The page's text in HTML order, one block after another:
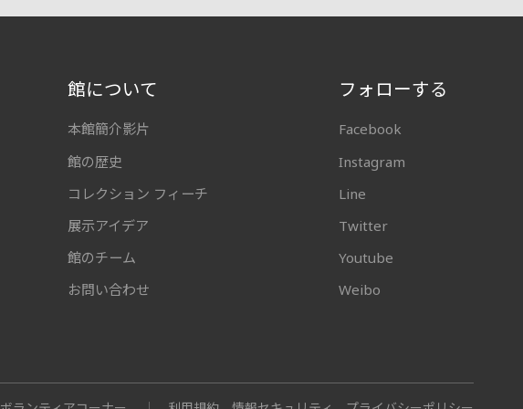
館について
本館簡介影片
館の歴史
コレクション フィーチ
展示アイデア
館のチーム
お問い合わせ
フォローする
Facebook
Instagram
Line
Twitter
Youtube
Weibo